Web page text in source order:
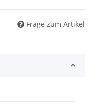
Frage zum Artikel